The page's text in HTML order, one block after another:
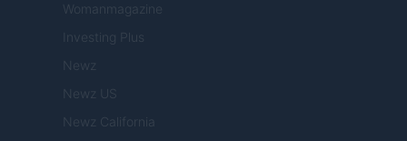
Womanmagazine
Investing Plus
Newz
Newz US
Newz California